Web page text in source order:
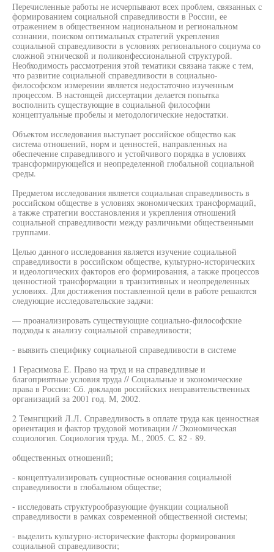
Перечисленные работы не исчерпывают всех проблем, связанных с
формированием социальной справедливости в России, ее
отражением в общественном национальном и региональном
сознании, поиском оптимальных стратегий укрепления
социальной справедливости в условиях регионального социума со
сложной этнической и поликонфессиональной структурой.
Необходимость рассмотрения этой тематики связана также с тем,
что развитие социальной справедливости в социально-
философском измерении является недостаточно изученным
процессом. В настоящей диссертации делается попытка
восполнить существующие в социальной философии
концептуальные пробелы и методологические недостатки.
Объектом исследования выступает российское общество как
система отношений, норм и ценностей, направленных на
обеспечение справедливого и устойчивого порядка в условиях
трансформирующейся и неопределенной глобальной социальной
среды.
Предметом исследования является социальная справедливость в
российском обществе в условиях экономических трансформаций,
а также стратегии восстановления и укрепления отношений
социальной справедливости между различными общественными
группами.
Целью данного исследования является изучение социальной
справедливости в российском обществе, культурно-исторических
и идеологических факторов его формирования, а также процессов
ценностной трансформации в транзитивных и неопределенных
условиях. Для достижения поставленной цели в работе решаются
следующие исследовательские задачи:
— проанализировать существующие социально-философские
подходы к анализу социальной справедливости;
- выявить специфику социальной справедливости в системе
1 Герасимова Е. Право на труд и на справедливые и
благоприятные условия труда // Социальные и экономические
права в России: Сб. докладов российских неправительственных
организаций за 2001 год. М, 2002.
2 Темнгщкий Л.Л. Справедливость в оплате труда как ценностная
ориентация и фактор трудовой мотивации // Экономическая
социология. Социология труда. М., 2005. С. 82 - 89.
общественных отношений;
- концептуализировать сущностные основания социальной
справедливости в глобальном обществе;
- исследовать структурообразующие функции социальной
справедливости в рамках современной общественной системы;
- выделить культурно-исторические факторы формирования
социальной справедливости;